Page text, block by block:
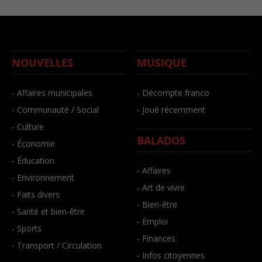
NOUVELLES
- Affaires municipales
- Communauté / Social
- Culture
- Économie
- Éducation
- Environnement
- Faits divers
- Santé et bien-être
- Sports
- Transport / Circulation
MUSIQUE
- Décompte franco
- Joué récemment
BALADOS
- Affaires
- Art de vivre
- Bien-être
- Emploi
- Finances
- Infos citoyennes